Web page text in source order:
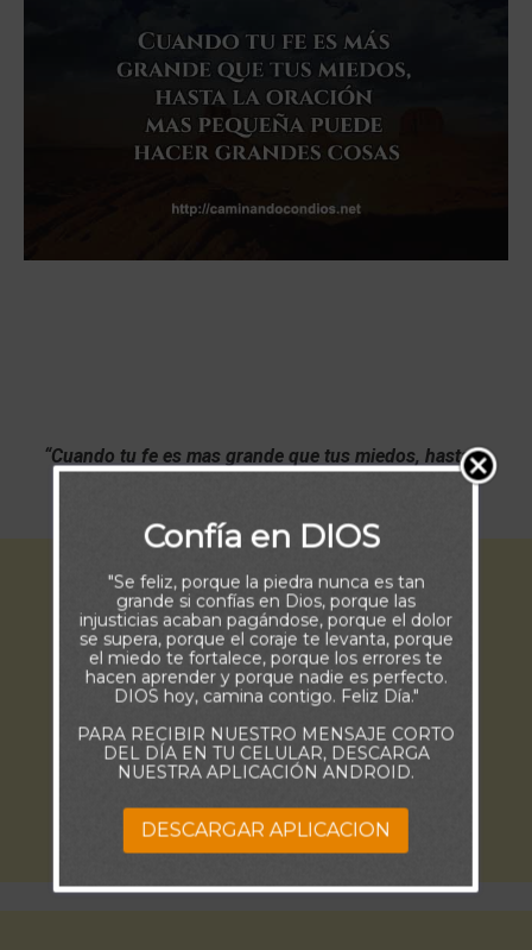
“Cuando tu fe es mas grande que tus miedos, hasta la
oración mas pequeña puede hacer grandes cosas”
Confía en DIOS
"Se feliz, porque la piedra nunca es tan
grande si confías en Dios, porque las
injusticias acaban pagándose, porque el dolor
se supera, porque el coraje te levanta, porque
el miedo te fortalece, porque los errores te
hacen aprender y porque nadie es perfecto.
DIOS hoy, camina contigo. Feliz Día."
PARA RECIBIR NUESTRO MENSAJE CORTO
DEL DÍA EN TU CELULAR, DESCARGA
NUESTRA APLICACIÓN ANDROID.
DESCARGAR APLICACION